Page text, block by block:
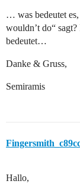
… was bedeutet
wouldn’t do“
bedeutet…
Danke & Gruss,
Semiramis
Hallo,